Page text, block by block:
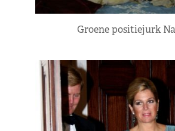
Groene positiejurk